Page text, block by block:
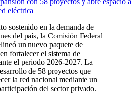
sostenido en la demanda de
del país, la Comisión Federal
un nuevo paquete de
fortalecer el sistema de
el periodo 2026-2027. La
de 58 proyectos que
la red nacional mediante un
del sector privado.